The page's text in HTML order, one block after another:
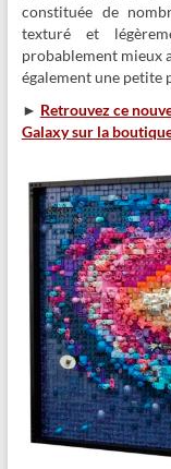
constituée de
texturé et
probablement mieux
également une petite
► Retrouvez ce
Galaxy sur la